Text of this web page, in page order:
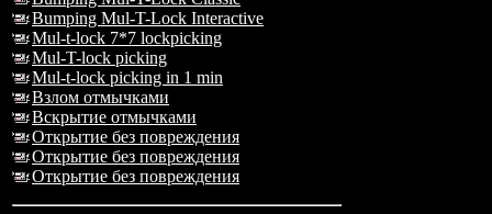
Bumping Mul-T-Lock Interactive
Mul-t-lock 7*7 lockpicking
Mul-T-lock picking
Mul-t-lock picking in 1 min
Взлом отмычками
Вскрытие отмычками
Открытие без повреждения
Открытие без повреждения
Открытие без повреждения